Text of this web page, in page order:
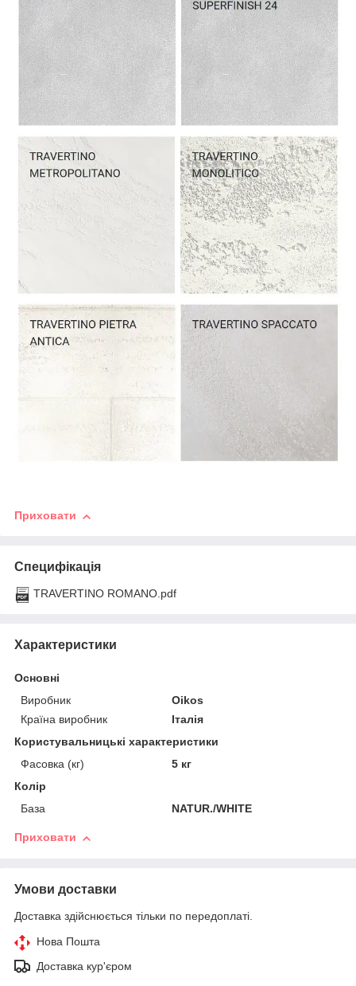
Приховати
Специфікація
TRAVERTINO ROMANO.pdf
Характеристики
Основні
Виробник
Oikos
Країна виробник
Італія
Користувальницькі характеристики
Фасовка (кг)
5 кг
Колір
База
NATUR./WHITE
Приховати
Умови доставки
Доставка здійснюється тільки по передоплаті.
Нова Пошта
Доставка кур'єром